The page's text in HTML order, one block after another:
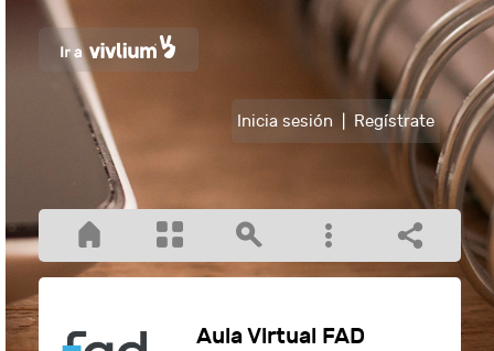
Inicia sesión Regístrate
Aula Virtual FAD